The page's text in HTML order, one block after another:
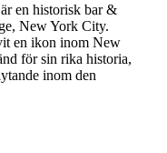
en historisk bar &
New York City.
en ikon inom New
för sin rika historia,
inom den